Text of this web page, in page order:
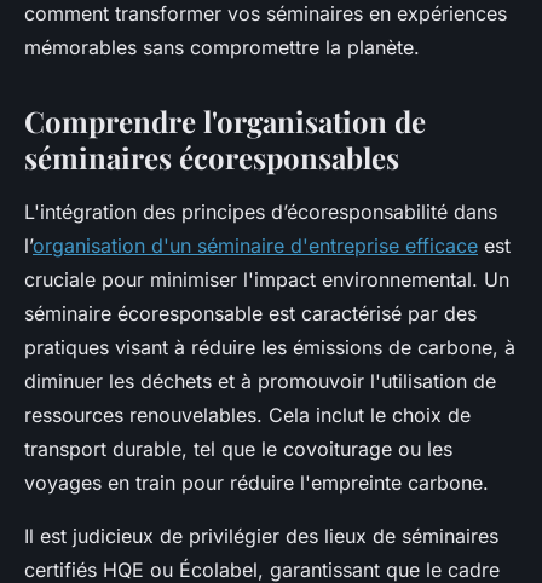
comment transformer vos séminaires en expériences
mémorables sans compromettre la planète.
Comprendre l'organisation de
séminaires écoresponsables
L'intégration des principes d’écoresponsabilité dans
l’organisation d'un séminaire d'entreprise efficace est
cruciale pour minimiser l'impact environnemental. Un
séminaire écoresponsable est caractérisé par des
pratiques visant à réduire les émissions de carbone, à
diminuer les déchets et à promouvoir l'utilisation de
ressources renouvelables. Cela inclut le choix de
transport durable, tel que le covoiturage ou les
voyages en train pour réduire l'empreinte carbone.
Il est judicieux de privilégier des lieux de séminaires
certifiés HQE ou Écolabel, garantissant que le cadre